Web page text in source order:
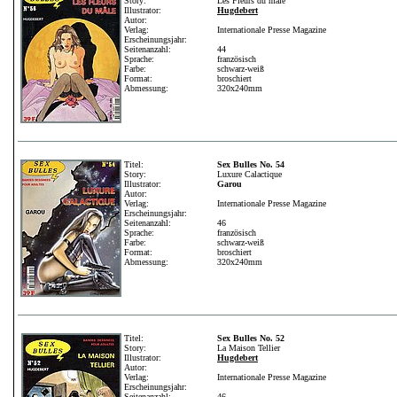
Illustrator:
Autor:
Verlag:
Erscheinungsjahr:
Seitenanzahl:
Sprache:
Farbe:
Format:
Abmessung:
Hugdebert
Internationale Presse Magazine
44
französisch
schwarz-weiß
broschiert
320x240mm
Titel:
Story:
Illustrator:
Autor:
Verlag:
Erscheinungsjahr:
Seitenanzahl:
Sprache:
Farbe:
Format:
Abmessung:
Sex Bulles No. 54
Luxure Calactique
Garou
Internationale Presse Magazine
46
französisch
schwarz-weiß
broschiert
320x240mm
Titel:
Story:
Illustrator:
Autor:
Verlag:
Erscheinungsjahr:
Sex Bulles No. 52
La Maison Tellier
Hugdebert
Internationale Presse Magazine